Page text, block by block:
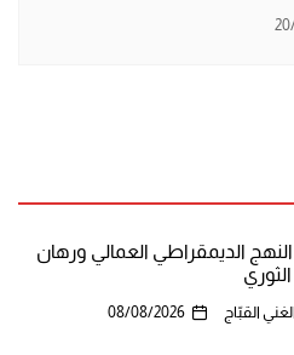
الديمقراطي العمالي ورهان
الثوري
القبّاج 08/08/2026